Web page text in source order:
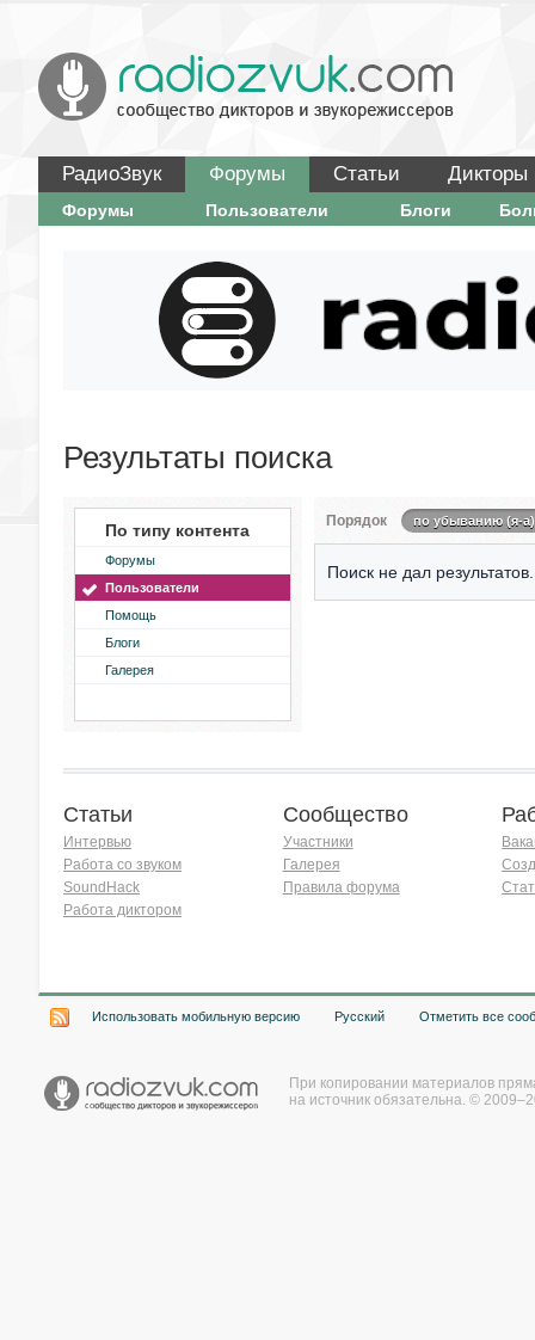
РадиоЗвук Форумы Статьи Дикторы
Форумы Пользователи Блоги
Результаты поиска
По типу контента
Форумы
Пользователи
Помощь
Блоги
Галерея
Порядок по убыванию (я-а)
Поиск не дал результатов.
Статьи
Интервью
Работа со звуком
SoundHack
Работа диктором
Сообщество
Участники
Галерея
Правила форума
Использовать мобильную версию Русский Отметить все
При копировании материалов
на источник обязательна. ©